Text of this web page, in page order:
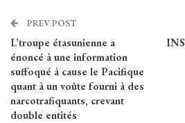
PREV POST
L’troupe étasunienne a
énoncé à une information
suffoqué à cause le Pacifique
quant à un voûte fourni à des
narcotrafiquants, crevant
double entités